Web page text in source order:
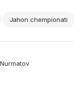
Jahon chempionati